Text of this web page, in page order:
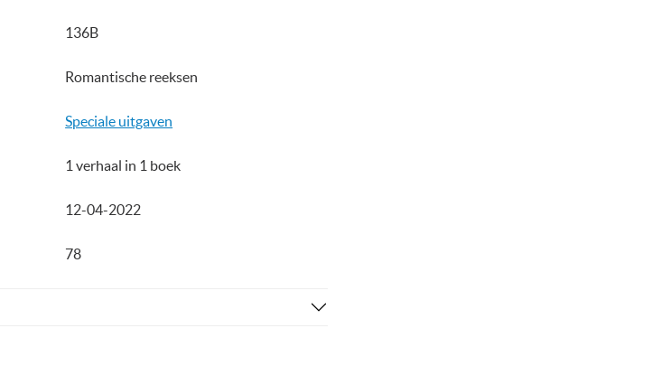
136B
Romantische reeksen
Speciale uitgaven
1 verhaal in 1 boek
12-04-2022
78